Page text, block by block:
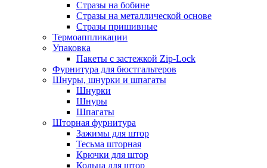
Стразы на бобине
Стразы на металлической основе
Стразы пришивные
Термоаппликации
Упаковка
Пакеты с застежкой Zip-Lock
Фурнитура для бюстгальтеров
Шнуры, шнурки и шпагаты
Шнурки
Шнуры
Шпагаты
Шторная фурнитура
Зажимы для штор
Тесьма шторная
Крючки для штор
Кольца для штор